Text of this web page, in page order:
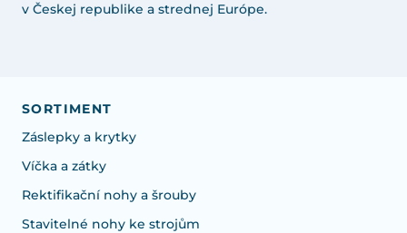
v Českej republike a strednej Európe.
SORTIMENT
Záslepky a krytky
Víčka a zátky
Rektifikační nohy a šrouby
Stavitelné nohy ke strojům